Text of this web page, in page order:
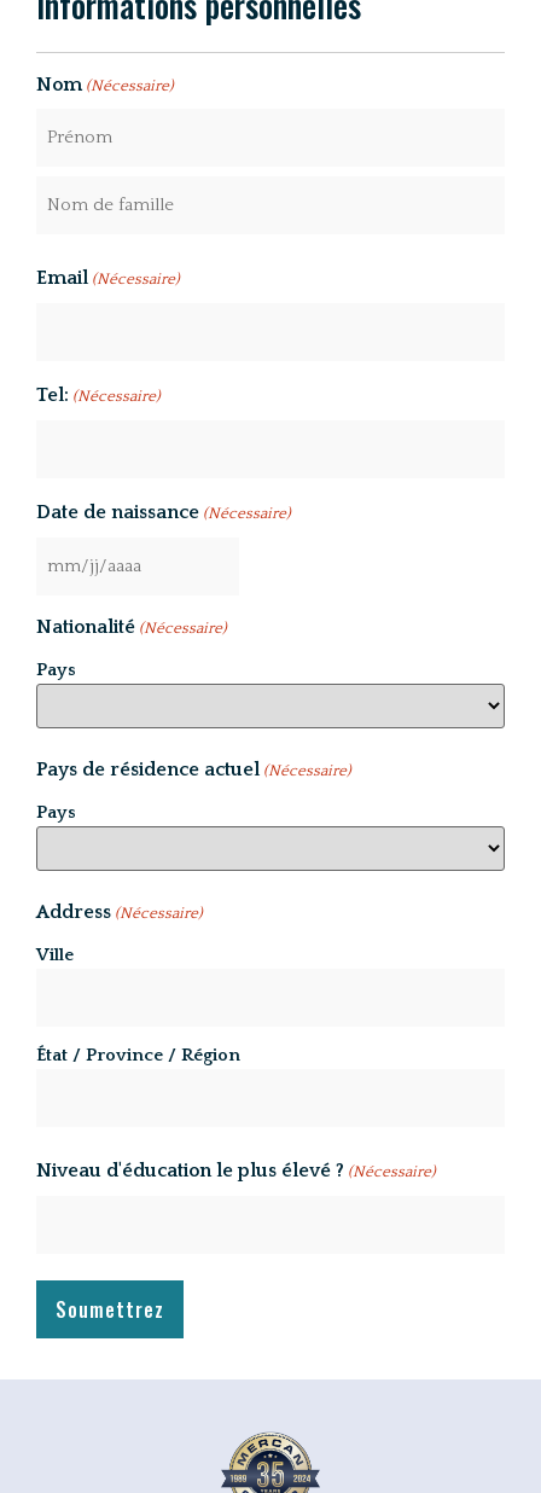
Nom (Nécessaire)
Email (Nécessaire)
Tel: (Nécessaire)
Date de naissance (Nécessaire)
Nationalité (Nécessaire)
Pays
Pays de résidence actuel (Nécessaire)
Pays
Address (Nécessaire)
Ville
État / Province / Région
Niveau d'éducation le plus élevé ? (Nécessaire)